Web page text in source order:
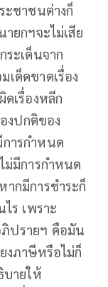
ะชาชนต่างก็
ยกฯจะไม่เสีย
ระเด็นจาก
เด็ดขาดเรื่อง
เรื่องหลีก
งปกติของ
ารกำหนด
ม่มีการกำหนด
ากมีการชำระก็
ร เพราะ
ปรายฯ คือมัน
งภาษีหรือไม่ก็
บายให้